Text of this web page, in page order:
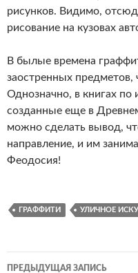
рисунков. Видимо,
рисование на кузовах
В былые времена
заостренных предметов,
Однозначно, в книгах по
созданные еще в
можно сделать вывод,
направление, и им
Феодосия!
ГРАФФИТИ УЛИЧНОЕ
ПРЕДЫДУЩАЯ ЗАПИСЬ